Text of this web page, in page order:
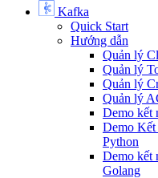
Kafka
Quick Start
Hướng dẫn
Quản lý
Quản lý
Quản lý
Quản lý
Demo
Demo
Python
Demo kết
Golang